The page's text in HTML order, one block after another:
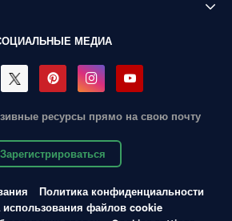
МЕДИА
ресурсы прямо на свою почту
Зарегистрироваться
Политика конфиденциальности
использования файлов cookie